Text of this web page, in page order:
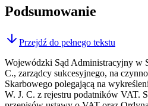
Podsumowanie
Przejdź do pełnego tekstu
Wojewódzki Sąd Administracyjny w
C., zarządcy sukcesyjnego, na
Skarbowego polegającą na
W. J. C. z rejestru podatników VAT.